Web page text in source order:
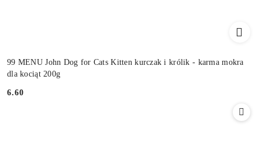
99 MENU John Dog for Cats Kitten kurczak i królik - karma mokra
dla kociąt 200g
Cena:
6.60